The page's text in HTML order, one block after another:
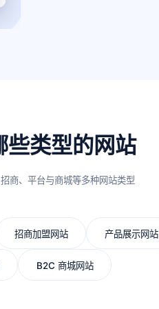
些类型的网站
商、平台与商城等多种网站类型
招商加盟网站 产品展示网站
B2C 商城网站